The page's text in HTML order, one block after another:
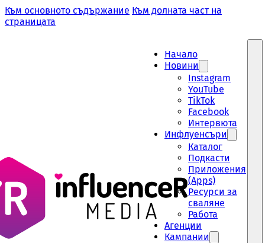
Към основното съдържание Към долната част на
страницата
Начало
Новини
Instagram
YouTube
TikTok
Facebook
Интервюта
Инфлуенсъри
Каталог
Подкасти
Приложения
(Apps)
Ресурси за
сваляне
Работа
Aгенции
Кампании